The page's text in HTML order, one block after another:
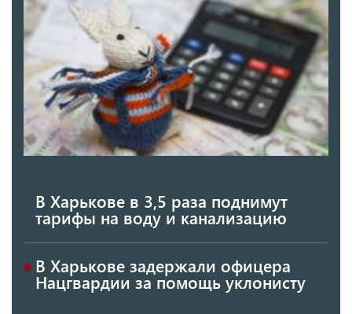
В Харькове в 3,5 раза поднимут
тарифы на воду и канализацию
В Харькове задержали офицера
Нацгвардии за помощь уклонисту